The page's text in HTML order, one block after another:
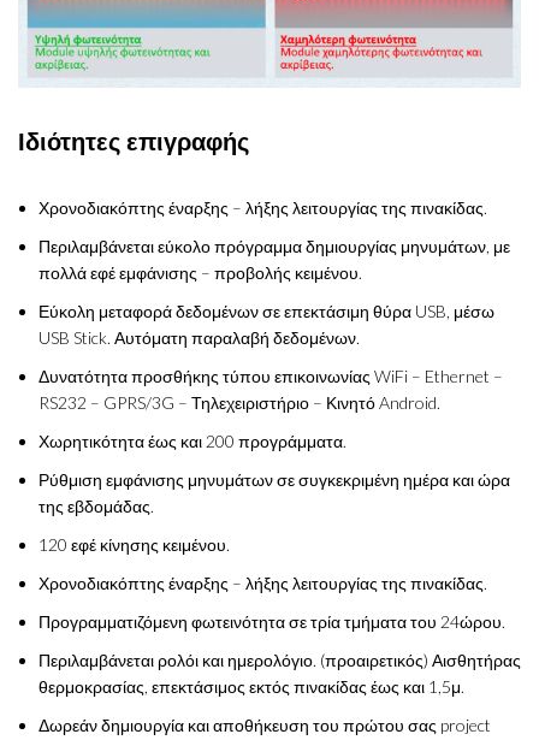
Ιδιότητες επιγραφής
Χρονοδιακόπτης έναρξης – λήξης λειτουργίας της πινακίδας.
Περιλαμβάνεται εύκολο πρόγραμμα δημιουργίας μηνυμάτων, με
πολλά εφέ εμφάνισης – προβολής κειμένου.
Εύκολη μεταφορά δεδομένων σε επεκτάσιμη θύρα USB, μέσω
USB Stick. Αυτόματη παραλαβή δεδομένων.
Δυνατότητα προσθήκης τύπου επικοινωνίας WiFi – Ethernet –
RS232 – GPRS/3G – Τηλεχειριστήριο – Κινητό Android.
Χωρητικότητα έως και 200 προγράμματα.
Ρύθμιση εμφάνισης μηνυμάτων σε συγκεκριμένη ημέρα και ώρα
της εβδομάδας.
120 εφέ κίνησης κειμένου.
Χρονοδιακόπτης έναρξης – λήξης λειτουργίας της πινακίδας.
Προγραμματιζόμενη φωτεινότητα σε τρία τμήματα του 24ώρου.
Περιλαμβάνεται ρολόι και ημερολόγιο. (προαιρετικός) Αισθητήρας
θερμοκρασίας, επεκτάσιμος εκτός πινακίδας έως και 1,5μ.
Δωρεάν δημιουργία και αποθήκευση του πρώτου σας project